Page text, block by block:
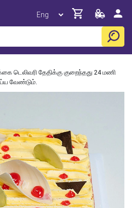
டெலிவரி தேதிக்கு குறைந்தது 24 மணி
வேண்டும்.